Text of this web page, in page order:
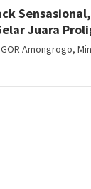
Sensasional,
Juara
Amongrogo,